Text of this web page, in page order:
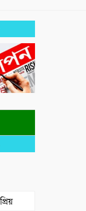
পরিষদের নেতৃবৃন্দ